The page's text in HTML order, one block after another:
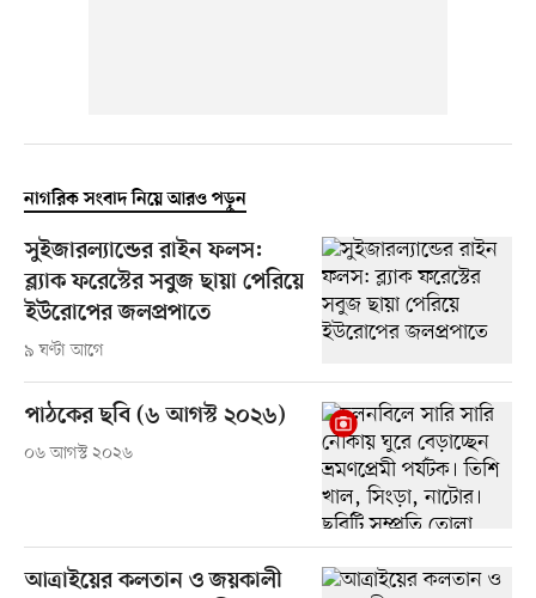
নাগরিক সংবাদ নিয়ে আরও পড়ুন
সুইজারল্যান্ডের রাইন ফলস:
ব্ল্যাক ফরেস্টের সবুজ ছায়া পেরিয়ে
ইউরোপের জলপ্রপাতে
৯ ঘণ্টা আগে
পাঠকের ছবি (৬ আগস্ট ২০২৬)
০৬ আগস্ট ২০২৬
আত্রাইয়ের কলতান ও জয়কালী